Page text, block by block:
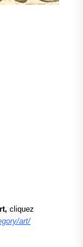
cliquez
art/